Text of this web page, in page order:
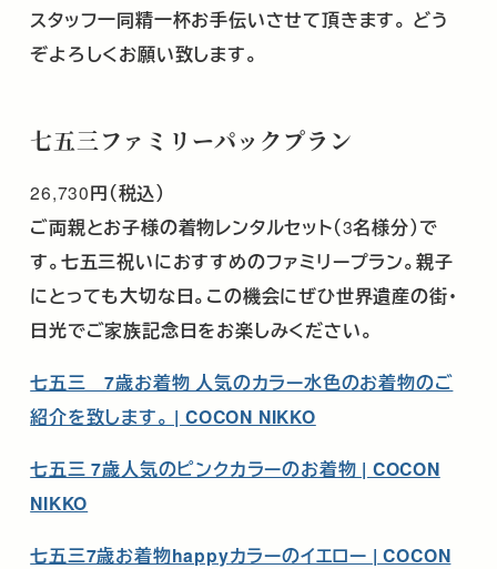
スタッフ一同精一杯お手伝いさせて頂きます。 どう
ぞよろしくお願い致します。
七五三ファミリーパックプラン
26,730円（税込）
ご両親とお子様の着物レンタルセット（3名様分）で
す。七五三祝いにおすすめのファミリープラン。親子
にとっても大切な日。この機会にぜひ世界遺産の街・
日光でご家族記念日をお楽しみください。
七五三 7歳お着物 人気のカラー水色のお着物のご
紹介を致します。 | COCON NIKKO
七五三 7歳人気のピンクカラーのお着物 | COCON
NIKKO
七五三7歳お着物happyカラーのイエロー | COCON